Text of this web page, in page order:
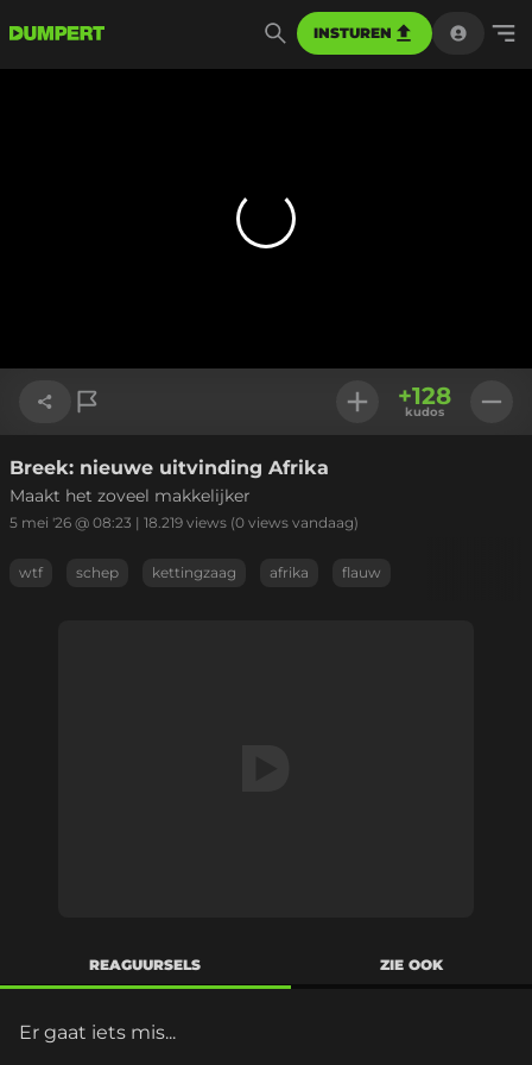
INSTUREN
Link kopiëren
+128
kudos
Breek: nieuwe uitvinding Afrika
Maakt het zoveel makkelijker
5 mei '26 @ 08:23 | 18.219 views (0 views vandaag)
wtf schep kettingzaag afrika flauw
REAGUURSELS ZIE OOK
Er gaat iets mis...